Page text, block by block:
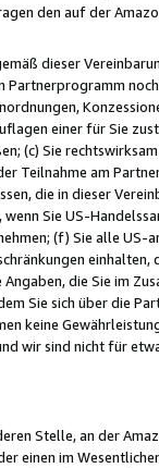
den auf der
dieser
Partnerprogramm
einer für Sie
(c) Sie
Teilnahme am
die in dieser
Sie US-
(f) Sie alle
die Sie im
Sie sich über die
keine
wir sind nicht für
Stelle, an der
einen im